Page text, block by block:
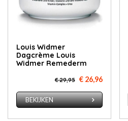
Louis Widmer
Dagcrème Louis
Widmer Remederm
€ 29,95 € 26,96
BEKIJKEN